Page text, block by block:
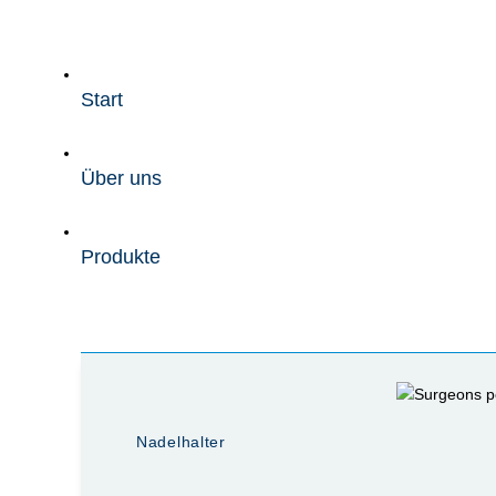
wechseln
Start
Über uns
Produkte
Nadelhalter